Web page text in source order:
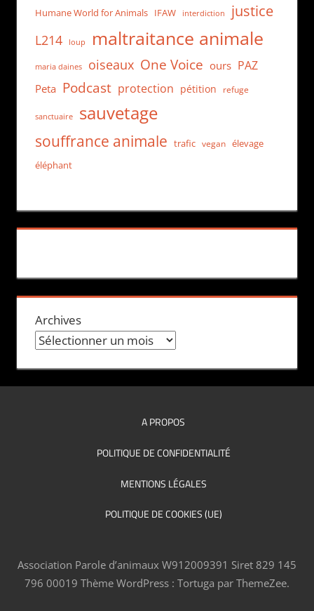
Humane World for Animals IFAW interdiction justice
L214 loup maltraitance animale
maria daines oiseaux One Voice ours PAZ
Peta Podcast protection pétition refuge
sanctuaire sauvetage
souffrance animale trafic vegan
élevage
éléphant
Archives
A PROPOS
POLITIQUE DE CONFIDENTIALITÉ
MENTIONS LÉGALES
POLITIQUE DE COOKIES (UE)
Association Parole d’animaux W912009391 Siret 829 145
796 00019 Thème WordPress : Tortuga par ThemeZee.